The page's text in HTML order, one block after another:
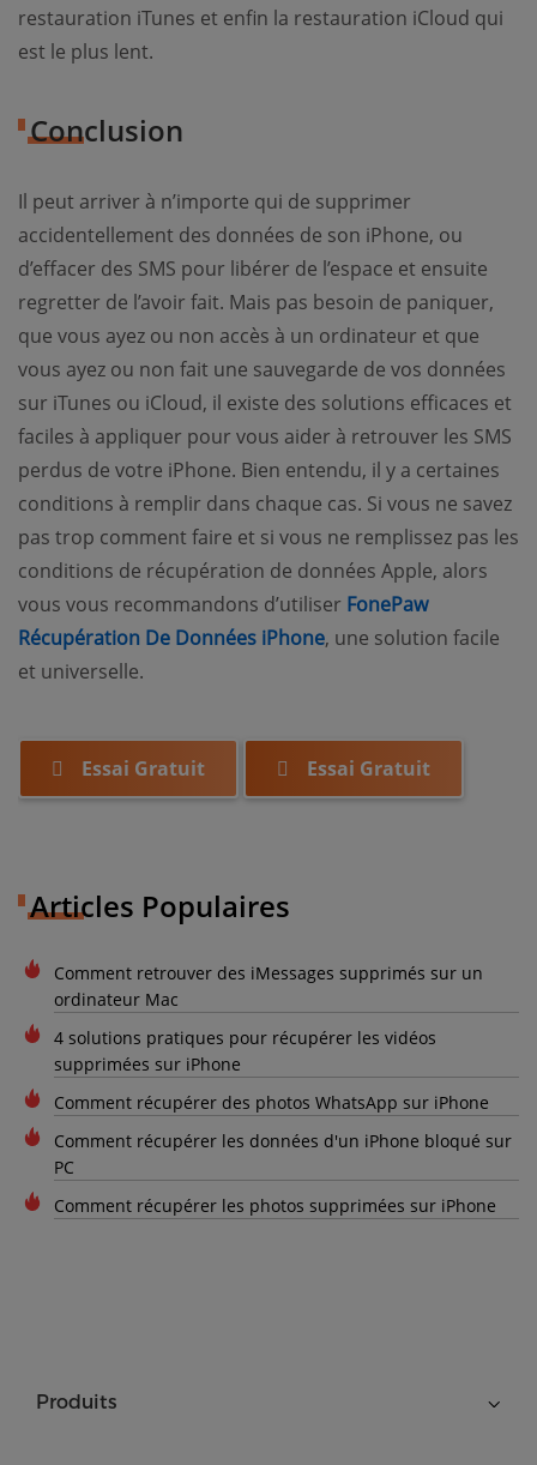
restauration iTunes et enfin la restauration iCloud qui
est le plus lent.
Conclusion
Il peut arriver à n’importe qui de supprimer
accidentellement des données de son iPhone, ou
d’effacer des SMS pour libérer de l’espace et ensuite
regretter de l’avoir fait. Mais pas besoin de paniquer,
que vous ayez ou non accès à un ordinateur et que
vous ayez ou non fait une sauvegarde de vos données
sur iTunes ou iCloud, il existe des solutions efficaces et
faciles à appliquer pour vous aider à retrouver les SMS
perdus de votre iPhone. Bien entendu, il y a certaines
conditions à remplir dans chaque cas. Si vous ne savez
pas trop comment faire et si vous ne remplissez pas les
conditions de récupération de données Apple, alors
vous vous recommandons d’utiliser FonePaw
Récupération De Données iPhone, une solution facile
et universelle.
Essai Gratuit Essai Gratuit
Articles Populaires
Comment retrouver des iMessages supprimés sur un
ordinateur Mac
4 solutions pratiques pour récupérer les vidéos
supprimées sur iPhone
Comment récupérer des photos WhatsApp sur iPhone
Comment récupérer les données d'un iPhone bloqué sur
PC
Comment récupérer les photos supprimées sur iPhone
Produits